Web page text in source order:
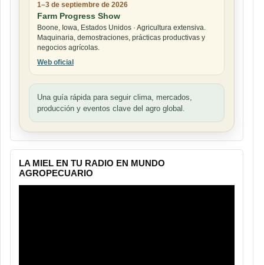
1–3 de septiembre de 2026
Farm Progress Show
Boone, Iowa, Estados Unidos · Agricultura extensiva.
Maquinaria, demostraciones, prácticas productivas y
negocios agrícolas.
Web oficial
Una guía rápida para seguir clima, mercados,
producción y eventos clave del agro global.
LA MIEL EN TU RADIO EN MUNDO
AGROPECUARIO